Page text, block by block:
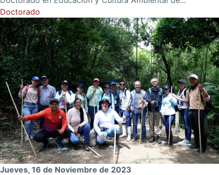
Doctorado
Jueves, 16 de Noviembre de 2023